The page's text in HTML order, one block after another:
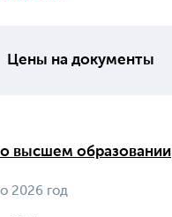
Цены на документы
высшем образовании
2026 год